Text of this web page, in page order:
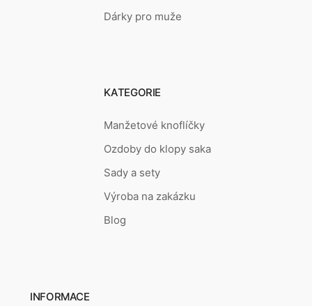
Dárky pro muže
KATEGORIE
Manžetové knoflíčky
Ozdoby do klopy saka
Sady a sety
Výroba na zakázku
Blog
INFORMACE